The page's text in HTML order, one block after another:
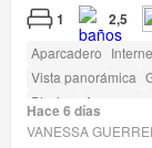
1 2,5
Aparcadero
Vista panorámica
Piscina
Ascensor
Hace 6 días
VANESSA